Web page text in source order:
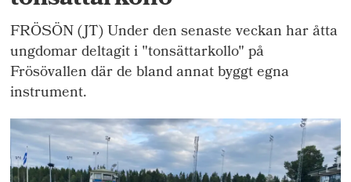
FRÖSÖN (JT) Under den senaste veckan har åtta
ungdomar deltagit i "tonsättarkollo" på
Frösövallen där de bland annat byggt egna
instrument.